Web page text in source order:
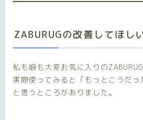
ZABURUGの改善してほし
私も娘も大変お気に入りのZABURUG
実際使ってみると「もっとこうだっ
と思うところがありました。